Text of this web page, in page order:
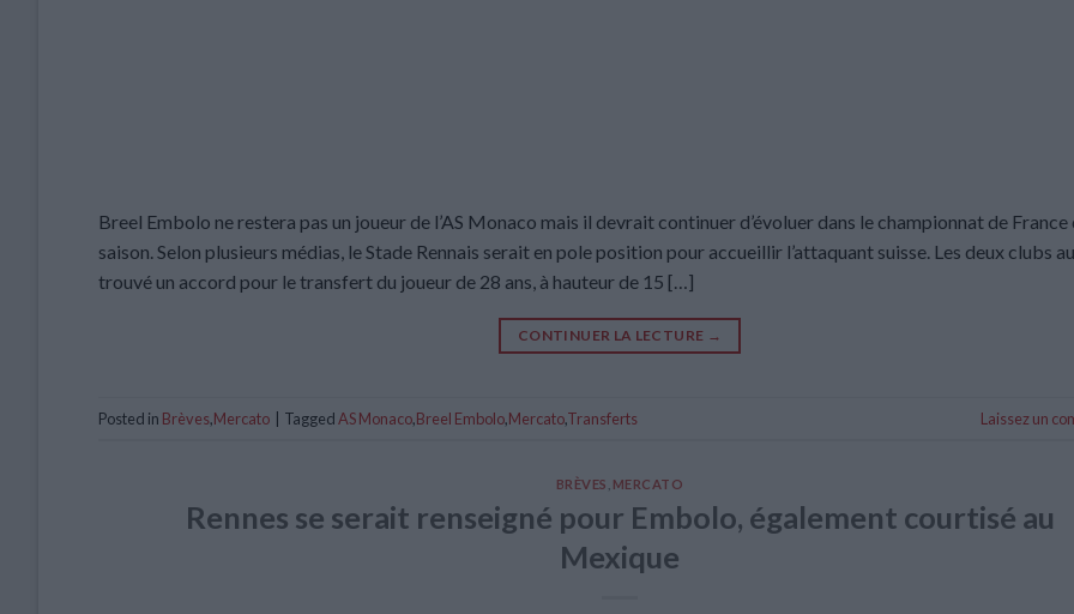
Breel Embolo ne restera pas un joueur de l’AS Monaco mais il devrait continuer d’évoluer dans le championnat de
saison. Selon plusieurs médias, le Stade Rennais serait en pole position pour accueillir l’attaquant suisse. Les deux clubs
trouvé un accord pour le transfert du joueur de 28 ans, à hauteur de 15 […]
CONTINUER LA LECTURE →
Posted in Brèves,Mercato TaggedAS Monaco,Breel Embolo,Mercato,Transferts Laissez un
BRÈVES MERCATO
Rennes se serait renseigné pour Embolo, également courtisé au
Mexique